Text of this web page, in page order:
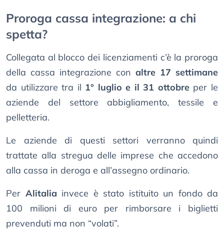
Proroga cassa integrazione: a chi
spetta?
Collegata al blocco dei licenziamenti c’è la proroga
della cassa integrazione con altre 17 settimane
da utilizzare tra il 1° luglio e il 31 ottobreper le
aziende del settore abbigliamento, tessile e
pelletteria.
Le aziende di questi settori verranno quindi
trattate alla stregua delle imprese che accedono
alla cassa in deroga e all’assegno ordinario.
Per Alitalia invece è stato istituito un fondo da
100 milioni di euro per rimborsare i biglietti
prevenduti ma non “volati”.